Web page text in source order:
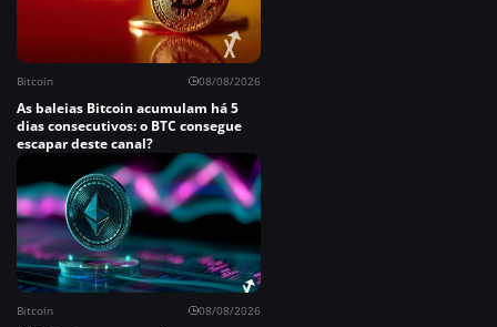
Bitcoin 08/08/2026
As baleias Bitcoin acumulam há 5
dias consecutivos: o BTC consegue
escapar deste canal?
Bitcoin 08/08/2026